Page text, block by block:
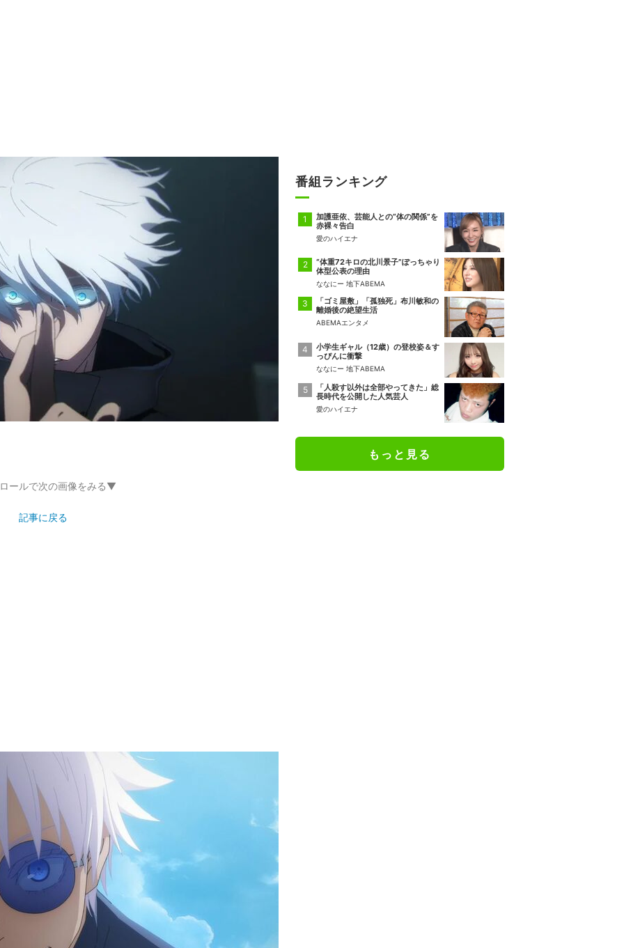
ールで次の画像をみる▼
記事に戻る
番組ランキング
加護亜依、芸能人との“体の関係”を
赤裸々告白
愛のハイエナ
“体重72キロの北川景子”ぽっちゃり
体型公表の理由
ななにー 地下ABEMA
「ゴミ屋敷」「孤独死」布川敏和の
離婚後の絶望生活
ABEMAエンタメ
小学生ギャル（12歳）の登校姿＆す
っぴんに衝撃
ななにー 地下ABEMA
「人殺す以外は全部やってきた」総
長時代を公開した人気芸人
愛のハイエナ
もっと見る